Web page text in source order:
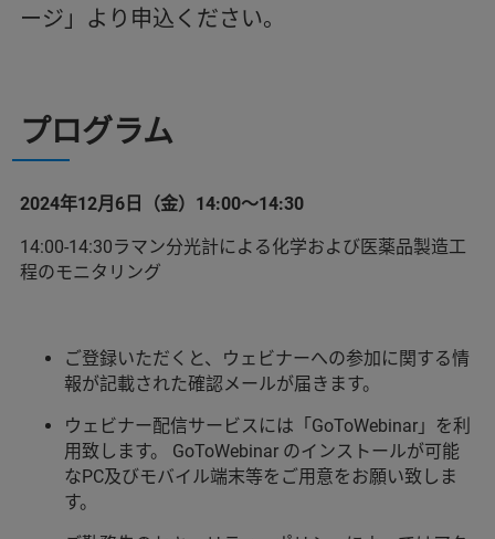
ージ」より申込ください。
プログラム
2024年12月6日（金）14:00～14:30
14:00-14:30ラマン分光計による化学および医薬品製造工
程のモニタリング
ご登録いただくと、ウェビナーへの参加に関する情
報が記載された確認メールが届きます。
ウェビナー配信サービスには「GoToWebinar」を利
用致します。 GoToWebinar のインストールが可能
なPC及びモバイル端末等をご用意をお願い致しま
す。